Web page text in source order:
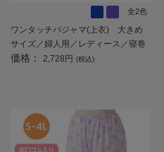
全2色
ワンタッチパジャマ(上衣) 大きめ
サイズ／婦人用／レディース／寝巻
／前開き／洗い替え／敬老の日／ギ
価格： 2,728円 (税込)